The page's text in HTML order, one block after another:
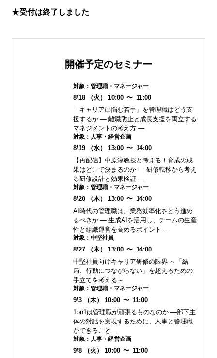
★受付は終了しました
開催予定のセミナー
対象： 管理職・マネージャー
8/18 （火） 10:00 〜 11:00
「キャリアに悩む若手」を管理職はどう支
援するか ― 離職防止と成長支援を両立する
マネジメントの考え方 ―
対象： 人事・経営企画
8/19 （水） 13:00 〜 14:00
【再配信】中原淳教授と考える！育成の成
果はどこで決まるのか ― 研修転移から考え
る研修設計と効果検証 ―
対象： 管理職・マネージャー
8/20 （木） 13:00 〜 14:00
AI時代の管理職は、業務効率化をどう進め
るべきか ― 生成AIを活用し、チームの生産
性と組織運営を高めるポイント ―
対象： 中堅社員
8/27 （木） 13:00 〜 14:00
中堅社員向けキャリア研修の限界 ～「結
局、行動につながらない」を超えるための
手立てを考える～
対象： 管理職・マネージャー
9/3 （木） 10:00 〜 11:00
1on1は管理職が頑張るものなのか ―部下主
体の対話を実現するために、人事と管理職
ができること―
対象： 人事・経営企画
9/8 （火） 10:00 〜 11:00